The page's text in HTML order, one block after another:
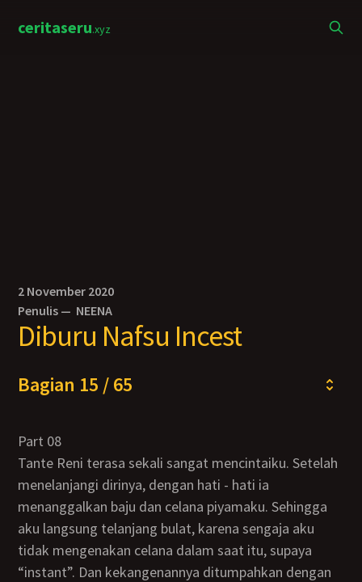
ceritaseru.xyz
2 November 2020
Penulis — NEENA
Diburu Nafsu Incest
Bagian 15 / 65
Part 08
Tante Reni terasa sekali sangat mencintaiku. Setelah
menelanjangi dirinya, dengan hati - hati ia
menanggalkan baju dan celana piyamaku. Sehingga
aku langsung telanjang bulat, karena sengaja aku
tidak mengenakan celana dalam saat itu, supaya
“instant”. Dan kekangenannya ditumpahkan dengan